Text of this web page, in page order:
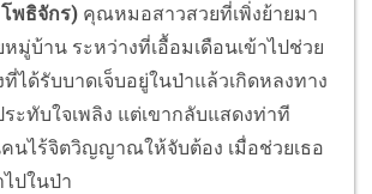
พธิจักร) คุณหมอสาวสวยที่เพิ่งย้ายมา
มู่บ้าน ระหว่างที่เอื้อมเดือนเข้าไปช่วย
ได้รับบาดเจ็บอยู่ในป่าแล้วเกิดหลงทาง
ะทับใจเพลิง แต่เขากลับแสดงท่าที
คนไร้จิตวิญญาณให้จับต้อง เมื่อช่วยเธอ
ปในป่า